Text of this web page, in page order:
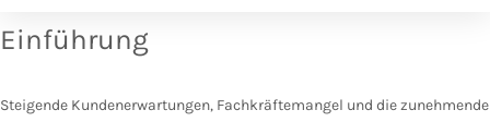
Einführung
Steigende Kundenerwartungen, Fachkräftemangel und die zunehmende